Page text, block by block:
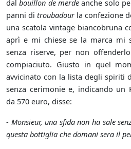
dalbouillon de merde anche solo
panni di troubadour la confezione
una scatola vintage biancobruna
aprì e mi chiese se la marca mi
senza riserve, per non
compiaciuto. Giusto in quel
avvicinato con la lista degli spiriti
senza cerimonie e, indicando un
da 570 euro, disse:
- Monsieur, una sfida non ha sale
questa bottiglia che domani sera il